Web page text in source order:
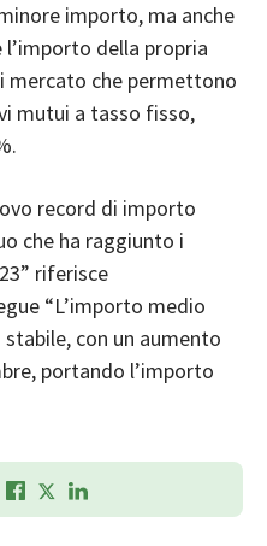
importo, ma anche
della propria
mercato che permettono
mutui a tasso fisso,
record di importo
che ha raggiunto i
riferisce
“L’importo medio
con un aumento
portando l’importo